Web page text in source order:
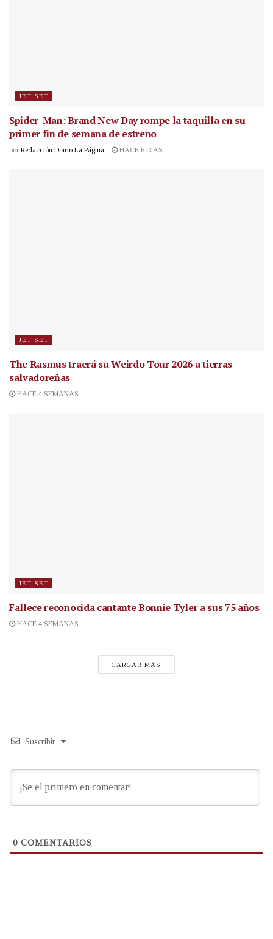
JET SET
Spider-Man: Brand New Day rompe la taquilla en su
primer fin de semana de estreno
por Redacción Diario La Página HACE 6 DÍAS
JET SET
The Rasmus traerá su Weirdo Tour 2026 a tierras
salvadoreñas
HACE 4 SEMANAS
JET SET
Fallece reconocida cantanteBonnie Tyler a sus 75 años
HACE 4 SEMANAS
CARGAR MÁS
Suscribir
0 COMENTARIOS